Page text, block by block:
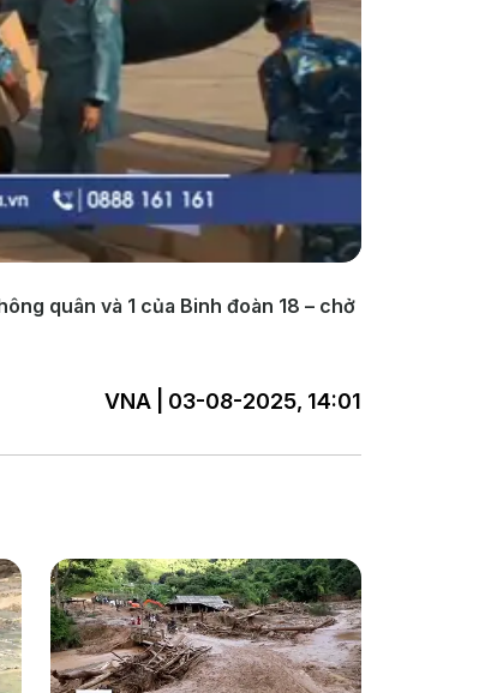
quân và 1 của Binh đoàn 18 – chở
VNA | 03-08-2025, 14:01